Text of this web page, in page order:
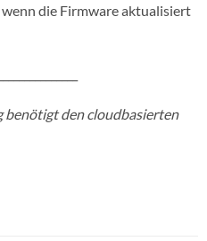
die Firmware aktualisiert
benötigt den cloudbasierten